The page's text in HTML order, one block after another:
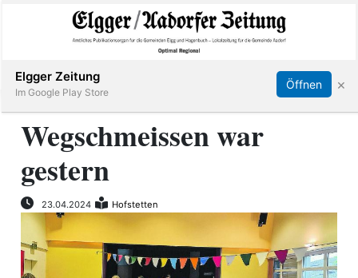
Aadorf
Hagenbuch
Abonnieren Online Anmelden Anmelden
Wegschmeissen war
gestern
23.04.2024 Hofstetten
Elgger Zeitung
Im Google Play Store
Öffnen ×